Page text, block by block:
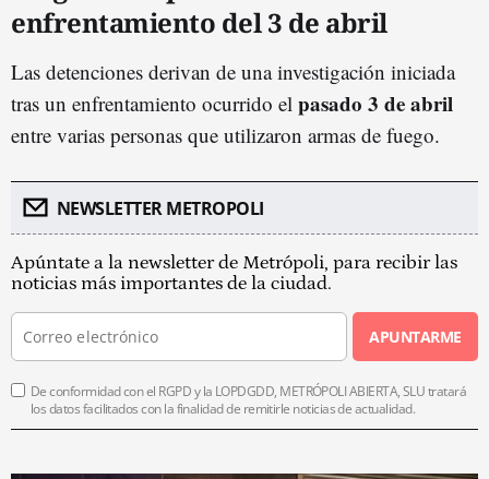
enfrentamiento del 3 de abril
Las detenciones derivan de una investigación iniciada
tras un enfrentamiento ocurrido el pasado 3 de abril
entre varias personas que utilizaron armas de fuego.
NEWSLETTER METROPOLI
Apúntate a la newsletter de Metrópoli, para recibir las
noticias más importantes de la ciudad.
APUNTARME
De conformidad con el RGPD y la LOPDGDD, METRÓPOLI ABIERTA, SLU tratará
los datos facilitados con la finalidad de remitirle noticias de actualidad.